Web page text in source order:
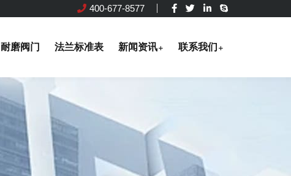
400-677-8577
耐磨阀门 法兰标准表 新闻资讯 联系我们